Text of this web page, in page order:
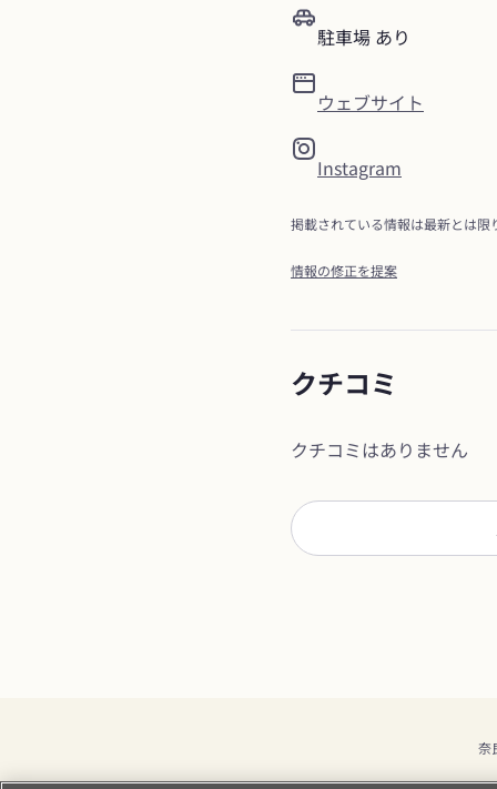
駐車場 あり
ウェブサイト
Instagram
掲載されている情報は最新とは
情報の修正を提案
クチコミ
クチコミはありません
奈